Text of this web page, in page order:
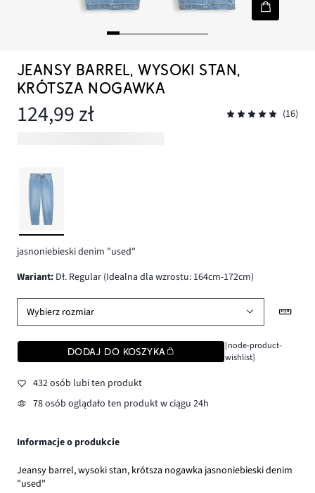
JEANSY BARREL, WYSOKI STAN,
KRÓTSZA NOGAWKA
124,99 zł (16)
jasnoniebieski denim "used"
wariant: Dł. Regular (Idealna dla wzrostu: 164cm-172cm)
Wybierz rozmiar
DODAJ DO KOSZYKA
[node-product-
wishlist]
432 osób lubi ten produkt
78 osób oglądało ten produkt w ciągu 24h
Informacje o produkcie
Jeansy barrel, wysoki stan, krótsza nogawka jasnoniebieski denim
"used"